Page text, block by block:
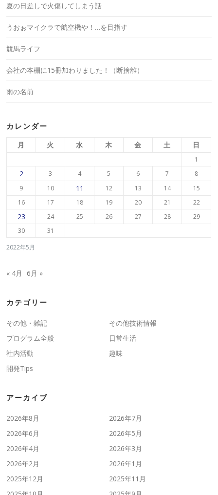
夏の日差しで火傷してしまう話
うおぉマイクラで航空機や！…を目指す
競馬ライフ
会社の本棚に15冊加わりました！（断捨離）
雨の名前
カレンダー
2022年5月
月 火 水 木 金 土 日
1
2 3 4 5 6 7
8
9
10 11 12 13 14
15
16
17 18 19 20 21 22
23 24 25 26 27 28
29
30
31
« 4月 6月 »
カテゴリー
その他・雑記
その他技術情報
プログラム全般
日常生活
社内活動
趣味
開発Tips
アーカイブ
2026年8月
2026年7月
2026年6月
2026年5月
2026年4月
2026年3月
2026年2月
2026年1月
2025年12月
2025年11月